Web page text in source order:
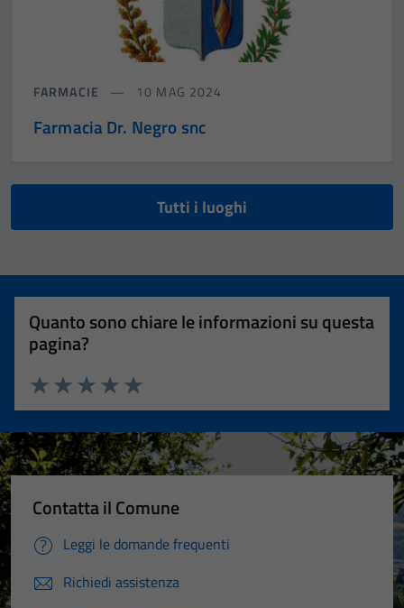
FARMACIE 10 MAG 2024
Farmacia Dr. Negro snc
Tutti i luoghi
Quanto sono chiare le informazioni su questa
pagina?
Valuta 5 stelle su 5
Valuta 4 stelle su 5
Valuta 3 stelle su 5
Valuta 2 stelle su 5
Valuta 1 stelle su 5
Contatta il Comune
Leggi le domande frequenti
Richiedi assistenza